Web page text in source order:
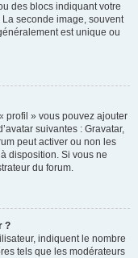
des blocs indiquant votre
seconde image, souvent
est unique ou
profil » vous pouvez ajouter
suivantes : Gravatar,
peut activer ou non les
disposition. Si vous ne
du forum.
?
indiquent le nombre
tels que les modérateurs